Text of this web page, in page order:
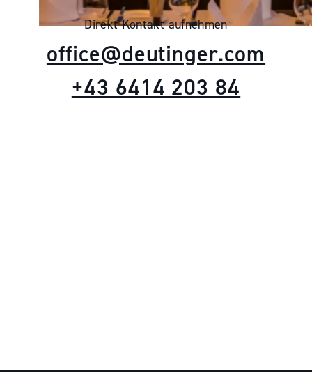
Direkt Kontakt aufnehmen
office@deutinger.com
+43 6414 203 84